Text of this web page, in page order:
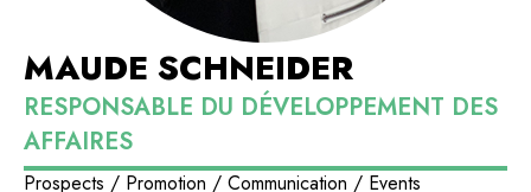
MAUDE SCHNEIDER
RESPONSABLE DU DÉVELOPPEMENT DES
AFFAIRES
Prospects / Promotion / Communication / Events